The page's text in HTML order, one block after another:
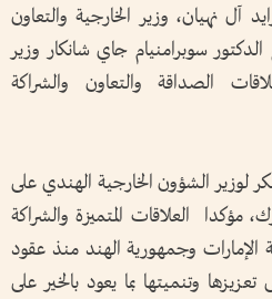
آل نهيان، وزير الخارجية والتعاون
سوبرامنيام جاي شانكار وزير
الصداقة والتعاون والشراكة
لوزير الشؤون الخارجية الهندي على
مؤكدا العلاقات المتميزة والشراكة
الإمارات وجمهورية الهند منذ عقود
وتنميتها بما يعود بالخير على